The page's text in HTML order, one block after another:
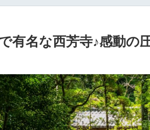
有名な西芳寺♪感動の